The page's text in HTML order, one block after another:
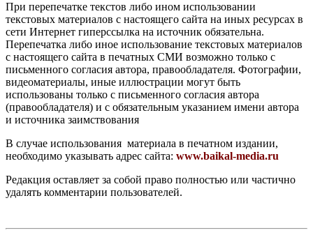
При перепечатке текстов либо ином использовании
текстовых материалов с настоящего сайта на иных ресурсах в
сети Интернет гиперссылка на источник обязательна.
Перепечатка либо иное использование текстовых материалов
с настоящего сайта в печатных СМИ возможно только с
письменного согласия автора, правообладателя. Фотографии,
видеоматериалы, иные иллюстрации могут быть
использованы только с письменного согласия автора
(правообладателя) и с обязательным указанием имени автора
и источника заимствования
В случае использования материала в печатном издании,
необходимо указывать адрес сайта: www.baikal-media.ru
Редакция оставляет за собой право полностью или частично
удалять комментарии пользователей.